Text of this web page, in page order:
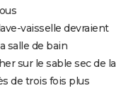
vaisselle devraient
salle de bain
sur le sable sec de la
de trois fois plus